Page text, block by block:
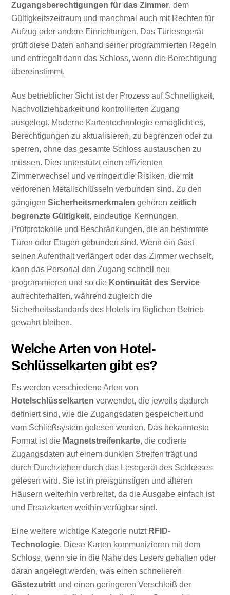
Zugangsberechtigungen für das Zimmer, dem
Gültigkeitszeitraum und manchmal auch mit Rechten für
Aufzug oder andere Einrichtungen. Das Türlesegerät
prüft diese Daten anhand seiner programmierten Regeln
und entriegelt dann das Schloss, wenn die Berechtigung
übereinstimmt.
Aus betrieblicher Sicht ist der Prozess auf Schnelligkeit,
Nachvollziehbarkeit und kontrollierten Zugang
ausgelegt. Moderne Kartentechnologie ermöglicht es,
Berechtigungen zu aktualisieren, zu begrenzen oder zu
sperren, ohne das gesamte Schloss austauschen zu
müssen. Dies unterstützt einen effizienten
Zimmerwechsel und verringert die Risiken, die mit
verlorenen Metallschlüsseln verbunden sind. Zu den
gängigenSicherheitsmerkmalen gehörenzeitlich
begrenzte Gültigkeit, eindeutige Kennungen,
Prüfprotokolle und Beschränkungen, die an bestimmte
Türen oder Etagen gebunden sind. Wenn ein Gast
seinen Aufenthalt verlängert oder das Zimmer wechselt,
kann das Personal den Zugang schnell neu
programmieren und so die Kontinuität des Service
aufrechterhalten, während zugleich die
Sicherheitsstandards des Hotels im täglichen Betrieb
gewahrt bleiben.
Welche Arten von Hotel-
Schlüsselkarten gibt es?
Es werden verschiedene Arten von
Hotelschlüsselkarten verwendet, die jeweils dadurch
definiert sind, wie die Zugangsdaten gespeichert und
vom Schließsystem gelesen werden. Das bekannteste
Format ist die Magnetstreifenkarte, die codierte
Zugangsdaten auf einem dunklen Streifen trägt und
durch Durchziehen durch das Lesegerät des Schlosses
gelesen wird. Sie ist in preisgünstigen und älteren
Häusern weiterhin verbreitet, da die Ausgabe einfach ist
und Ersatzkarten weithin verfügbar sind.
Eine weitere wichtige Kategorie nutzt RFID-
Technologie. Diese Karten kommunizieren mit dem
Schloss, wenn sie in die Nähe des Lesers gehalten oder
daran angelegt werden, was einen schnelleren
Gästezutritt und einen geringeren Verschleiß der